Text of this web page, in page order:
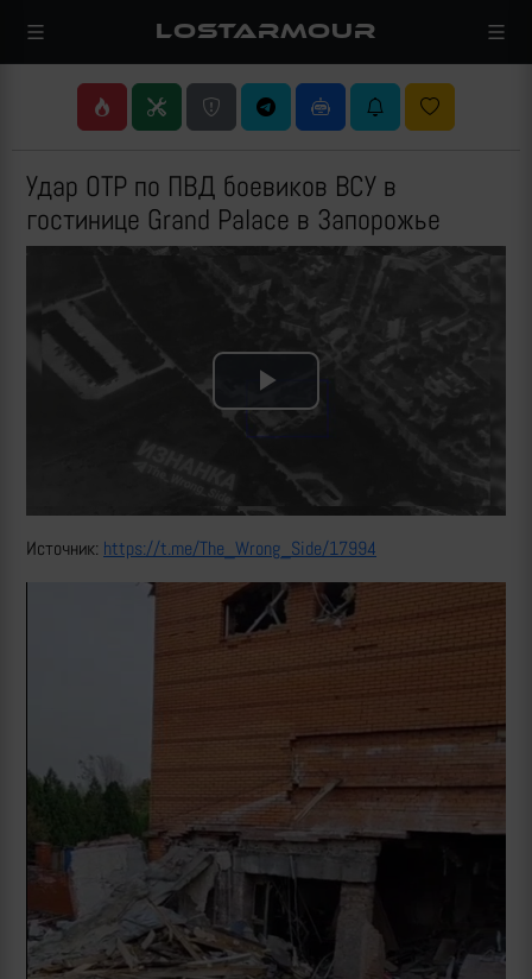
LOSTARMOUR
Удар ОТР по ПВД боевиков ВСУ в
гостинице Grand Palace в Запорожье
Play
Video
Источник: https://t.me/The_Wrong_Side/17994